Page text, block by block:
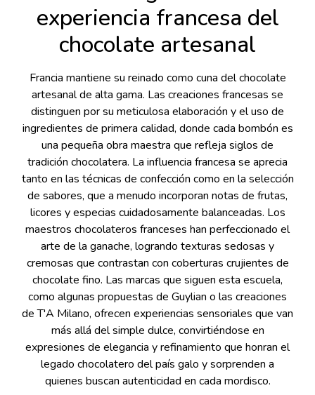
experiencia francesa del
chocolate artesanal
Francia mantiene su reinado como cuna del chocolate
artesanal de alta gama. Las creaciones francesas se
distinguen por su meticulosa elaboración y el uso de
ingredientes de primera calidad, donde cada bombón es
una pequeña obra maestra que refleja siglos de
tradición chocolatera. La influencia francesa se aprecia
tanto en las técnicas de confección como en la selección
de sabores, que a menudo incorporan notas de frutas,
licores y especias cuidadosamente balanceadas. Los
maestros chocolateros franceses han perfeccionado el
arte de la ganache, logrando texturas sedosas y
cremosas que contrastan con coberturas crujientes de
chocolate fino. Las marcas que siguen esta escuela,
como algunas propuestas de Guylian o las creaciones
de T'A Milano, ofrecen experiencias sensoriales que van
más allá del simple dulce, convirtiéndose en
expresiones de elegancia y refinamiento que honran el
legado chocolatero del país galo y sorprenden a
quienes buscan autenticidad en cada mordisco.